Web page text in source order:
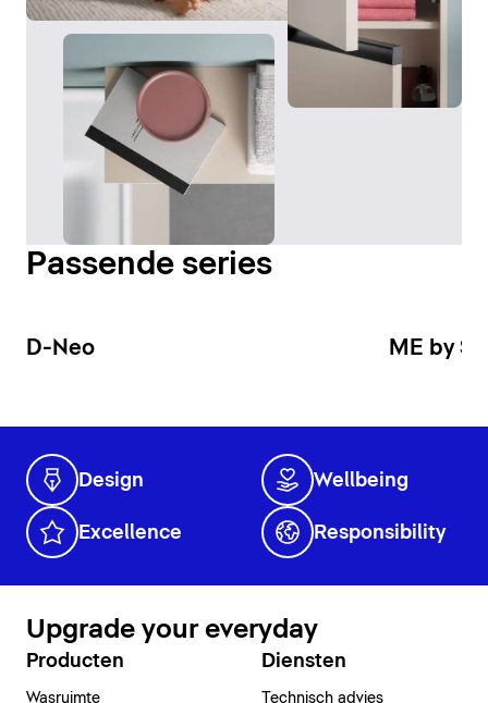
Passende series
D-Neo ME by
Design Wellbeing
Excellence Responsibility
Upgrade your everyday
Producten
Wasruimte
Diensten
Technisch advies